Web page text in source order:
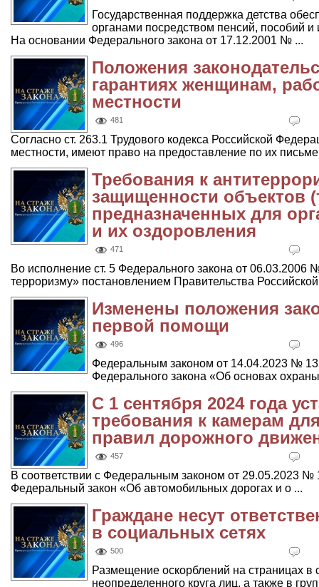
Государственная поддержка детства
органами посредством пенсий, пособий
На основании Федерального закона от 17.12.2001 № ...
Положения
гарантиях женщинам,
местности
481
Согласно ст. 263.1 Трудового кодекса Российской
местности, имеют право на предоставление по их
Требования к
защищенности объектов
предназначенных для
и их оздоровления
471
Во исполнение ст. 5 Федерального закона от
терроризму» постановлением Правительства
Изменены положения
первой помощи
496
Федеральным законом от 14.04.2023 №
Федерального закона «Об основах
С 1 сентября 2024 года
требования к камерам
правил дорожного
457
В соответствии с Федеральным законом от 29.05.2023
Федеральный закон «Об автомобильных дорогах и о ...
Граждане несут
в социальных сетях
500
Размещение оскорблений на страницах в
неопределенного круга лиц, а также в